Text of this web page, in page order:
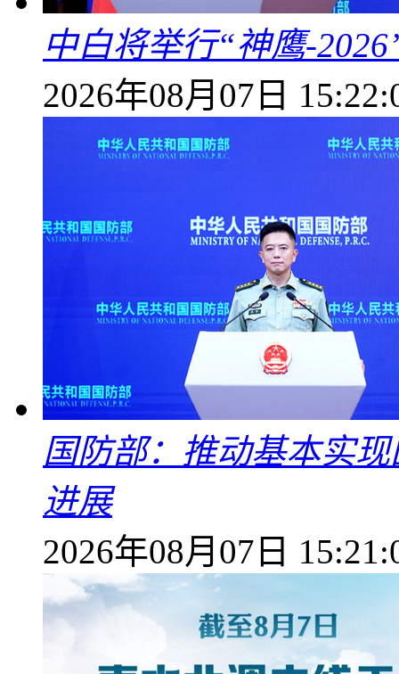
中白将举行“神鹰-
2026年08月07日
国防部：推动基本实
进展
2026年08月07日